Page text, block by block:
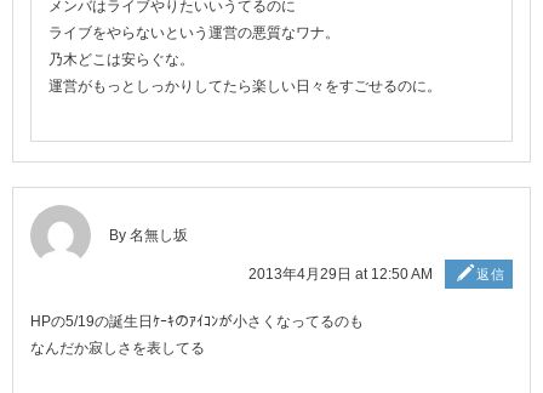
メンバはライブやりたいいうてるのに
ライブをやらないという運営の悪質なワナ。
乃木どこは安らぐな。
運営がもっとしっかりしてたら楽しい日々をすごせるのに。
By 名無し坂
2013年4月29日 at 12:50 AM 返信
HPの5/19の誕生日ｹｰｷのｱｲｺﾝが小さくなってるのも
なんだか寂しさを表してる